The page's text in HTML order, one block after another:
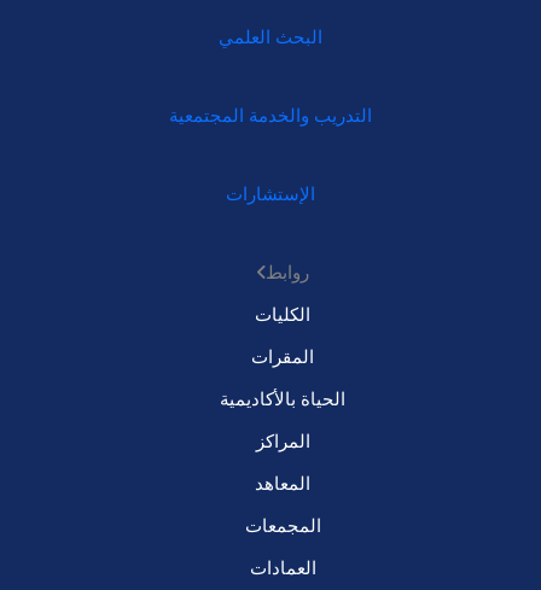
البحث العلمي
التدريب والخدمة المجتمعية
الإستشارات
روابط
الكليات
المقرات
الحياة بالأكاديمية
المراكز
المعاهد
المجمعات
العمادات